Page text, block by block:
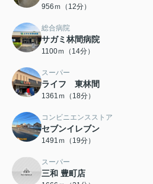
956ｍ（12分）
総合病院
サガミ林間病院
1100ｍ（14分）
スーパー
ライフ 東林間
1361ｍ（18分）
コンビニエンスストア
セブンイレブン
1491ｍ（19分）
スーパー
三和 豊町店